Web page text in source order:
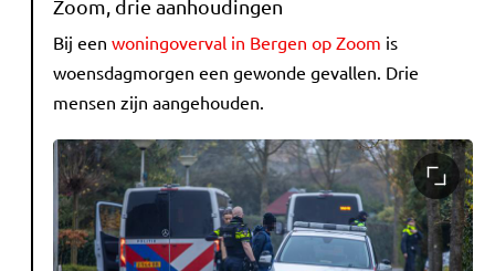
Zoom, drie aanhoudingen
Bij een woningoverval in Bergen op Zoom is
woensdagmorgen een gewonde gevallen. Drie
mensen zijn aangehouden.